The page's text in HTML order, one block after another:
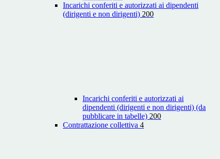
Incarichi conferiti e autorizzati ai dipendenti
(dirigenti e non dirigenti) 200
Incarichi conferiti e autorizzati ai
dipendenti (dirigenti e non dirigenti) (da
pubblicare in tabelle) 200
Contrattazione collettiva 4